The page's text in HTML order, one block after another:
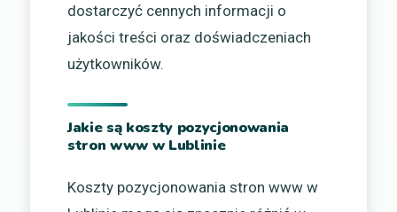
dostarczyć cennych informacji o
jakości treści oraz doświadczeniach
użytkowników.
Jakie są koszty pozycjonowania
stron www w Lublinie
Koszty pozycjonowania stron www w